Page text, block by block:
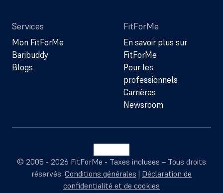
Services
Mon FitForMe
Baribuddy
Blogs
FitForMe
En savoir plus sur
FitForMe
Pour les
professionnels
Carrières
Newsroom
© 2005 - 2026 FitForMe - Taxes incluses – Tous droits
réservés. Conditions générales | Déclaration de
confidentialité et de cookies